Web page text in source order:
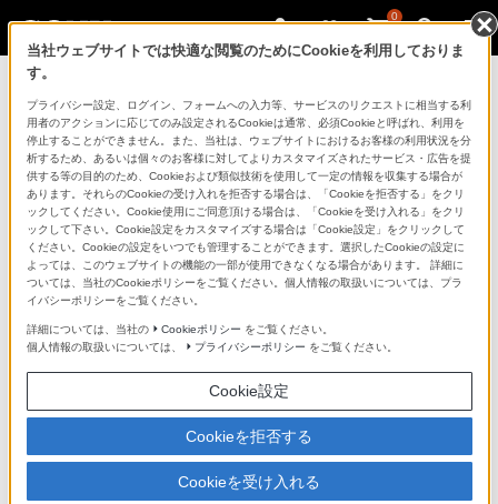
0
ソニーストアのご利用ガイド
ご利用ガイドでは、ソニーストアのご利用方法・サービ
スに関しまとめてご案内しております。
ご利用の前に
ソニーストア 店舗のご案内
ソニーショップ（ソニーストア取次店）のご案内
ソニーストアの特典・サービス
（長期保証、下取サービス、設置・設定サービスなど）
定期クーポンのプレゼントについて
当社ウェブサイトでは快適な閲覧のためにCookieを利用しておりま
す。
プライバシー設定、ログイン、フォームへの入力等、サービスのリクエストに相当する利
用者のアクションに応じてのみ設定されるCookieは通常、必須Cookieと呼ばれ、利用を
停止することができません。また、当社は、ウェブサイトにおけるお客様の利用状況を分
析するため、あるいは個々のお客様に対してよりカスタマイズされたサービス・広告を提
供する等の目的のため、Cookieおよび類似技術を使用して一定の情報を収集する場合が
あります。それらのCookieの受け入れを拒否する場合は、「Cookieを拒否する」をクリ
ックしてください。Cookie使用にご同意頂ける場合は、「Cookieを受け入れる」をクリ
ックして下さい。Cookie設定をカスタマイズする場合は「Cookie設定」をクリックして
ください。Cookieの設定をいつでも管理することができます。選択したCookieの設定に
よっては、このウェブサイトの機能の一部が使用できなくなる場合があります。 詳細に
ついては、当社のCookieポリシーをご覧ください。個人情報の取扱いについては、プラ
イバシーポリシーをご覧ください。
詳細については、当社の Cookieポリシー をご覧ください。
個人情報の取扱いについては、
プライバシーポリシー をご覧ください。
Cookie設定
Cookieを拒否する
Cookieを受け入れる